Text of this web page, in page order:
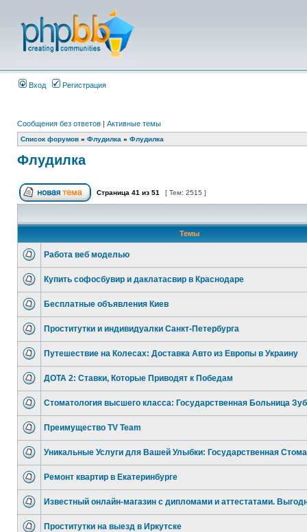
Вход Регистрация
Сообщения без ответов | Активные темы
Список форумов » Флудилка » Флудилка
Флудилка
Страница 41 из 51 [ Тем: 2515 ]
Темы
Работа веб моделью
Купить софосбувир и даклатасвир в Краснодаре
Бесплатные объявления Киев
Проститутки и индивидуалки Санкт-Петербурга
Путешествие на Колесах: Доставка Авто из Европы в Украину
ДОТА 2: Ставки, Которые Приводят к Победам
Стоматология высшего класса: Государственная Больница
Преимущество TV Team
Уникальные Услуги для Вашей Улыбки: Государственная
Ремонт квартир в Екатеринбурге
Известный онлайн-магазин с дипломами и аттестатами.
Проститутки на выезд в Иркутске